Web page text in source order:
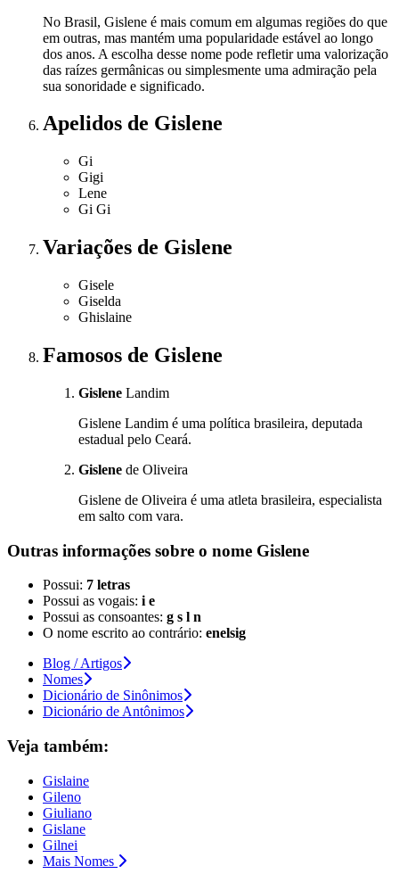
No Brasil, Gislene é mais comum em algumas regiões do que
em outras, mas mantém uma popularidade estável ao longo
dos anos. A escolha desse nome pode refletir uma valorização
das raízes germânicas ou simplesmente uma admiração pela
sua sonoridade e significado.
Apelidos de Gislene
Gi
Gigi
Lene
Gi Gi
Variações de Gislene
Gisele
Giselda
Ghislaine
Famosos de Gislene
Gislene Landim
Gislene Landim é uma política brasileira, deputada
estadual pelo Ceará.
Gislene de Oliveira
Gislene de Oliveira é uma atleta brasileira, especialista
em salto com vara.
Outras informações sobre o nome Gislene
Possui: 7 letras
Possui as vogais: i e
Possui as consoantes: g s l n
O nome escrito ao contrário: enelsig
Blog / Artigos
Nomes
Dicionário de Sinônimos
Dicionário de Antônimos
Veja também:
Gislaine
Gileno
Giuliano
Gislane
Gilnei
Mais Nomes